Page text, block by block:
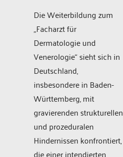
Die Weiterbildung zum
„Facharzt für
Dermatologie und
Venerologie“ sieht sich in
Deutschland,
insbesondere in Baden-
Württemberg, mit
gravierenden strukturellen
und prozeduralen
Hindernissen konfrontiert,
die einer intendierten